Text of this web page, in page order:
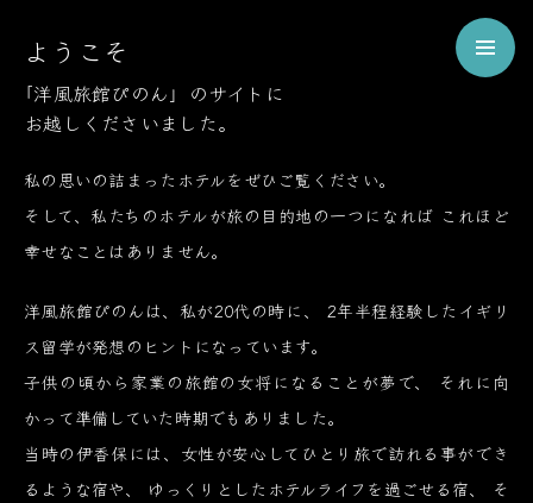
Pinon
ようこそ
「洋風旅館ぴのん」のサイトに
お越しくださいました。
私の思いの詰まったホテルをぜひご覧ください。
そして、私たちのホテルが旅の目的地の一つになれば これほど
幸せなことはありません。
洋風旅館ぴのんは、私が20代の時に、
2年半程経験したイギリ
ス留学が発想のヒントになっています。
子供の頃から家業の旅館の女将になることが夢で、
それに向
かって準備していた時期でもありました。
当時の伊香保には、女性が安心してひとり旅で訪れる事ができ
るような宿や、
ゆっくりとしたホテルライフを過ごせる宿、
そ